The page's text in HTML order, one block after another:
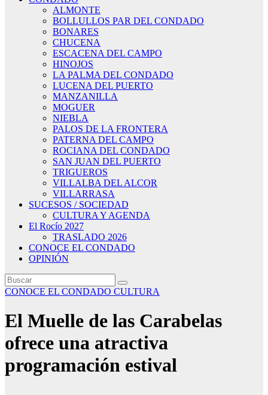
ALMONTE
BOLLULLOS PAR DEL CONDADO
BONARES
CHUCENA
ESCACENA DEL CAMPO
HINOJOS
LA PALMA DEL CONDADO
LUCENA DEL PUERTO
MANZANILLA
MOGUER
NIEBLA
PALOS DE LA FRONTERA
PATERNA DEL CAMPO
ROCIANA DEL CONDADO
SAN JUAN DEL PUERTO
TRIGUEROS
VILLALBA DEL ALCOR
VILLARRASA
SUCESOS / SOCIEDAD
CULTURA Y AGENDA
El Rocío 2027
TRASLADO 2026
CONOCE EL CONDADO
OPINIÓN
CONOCE EL CONDADO CULTURA
El Muelle de las Carabelas
ofrece una atractiva
programación estival